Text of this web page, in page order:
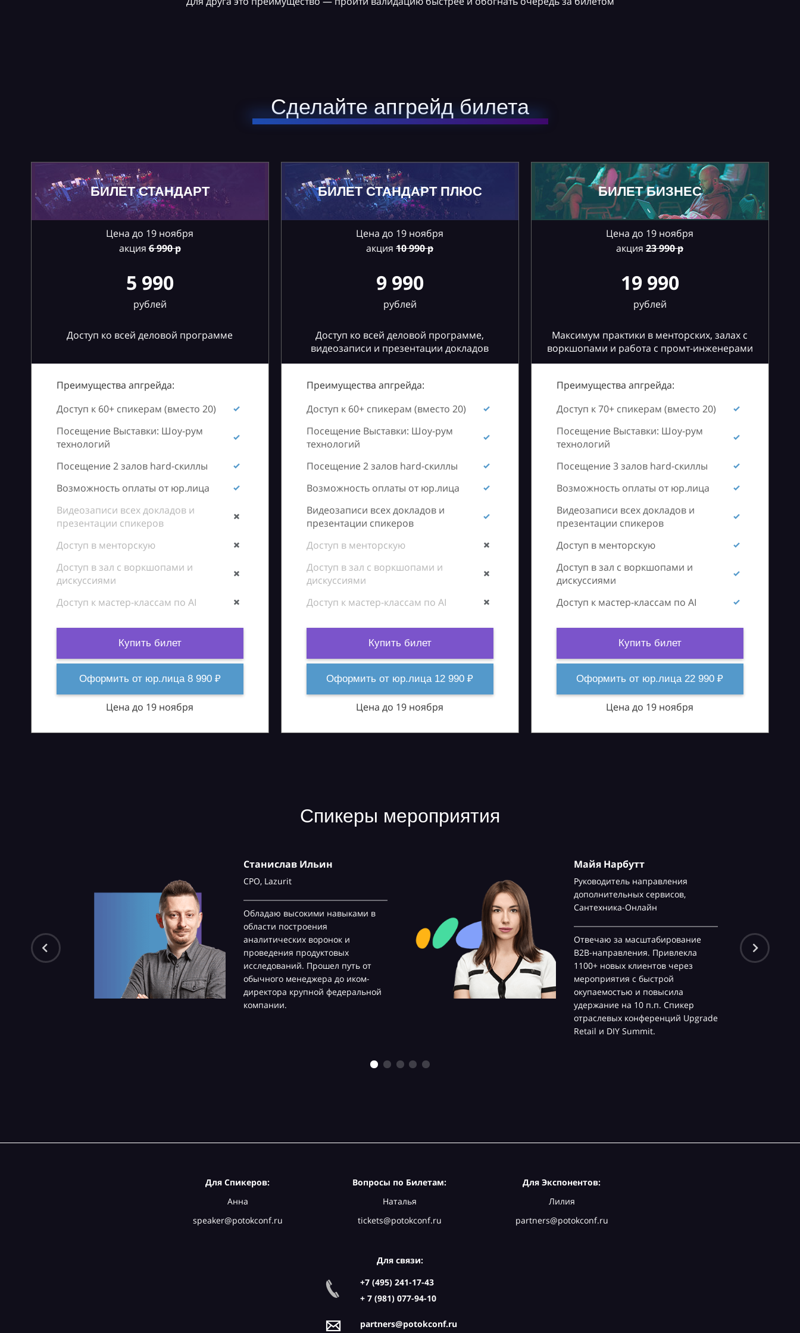
Сделайте апгрейд билета
БИЛЕТ СТАНДАРТ
Цена до 19 ноября
акция 6990 р
5 990
рублей
Доступ ко всей деловой программе
Преимущества апгрейда:
Доступ к 60+ спикерам (вместо 20)
Посещение Выставки: Шоу-рум
технологий
Посещение 2 залов hard-скиллы
Возможность оплаты от юр.лица
Видеозаписи всех докладов и
презентации спикеров
Доступ в менторскую
Доступ в зал с воркшопами и
дискуссиями
Доступ к мастер-классам по AI
Купить билет
Оформить от юр.лица 8 990 ₽
Цена до 19 ноября
БИЛЕТ СТАНДАРТ ПЛЮС
Цена до 19 ноября
акция 10990 р
9 990
рублей
Доступ ко всей деловой программе,
видеозаписи и презентации докладов
Преимущества апгрейда:
Доступ к 60+ спикерам (вместо 20)
Посещение Выставки: Шоу-рум
технологий
Посещение 2 залов hard-скиллы
Возможность оплаты от юр.лица
Видеозаписи всех докладов и
презентации спикеров
Доступ в менторскую
Доступ в зал с воркшопами и
дискуссиями
Доступ к мастер-классам по AI
Купить билет
Оформить от юр.лица 12 990 ₽
Цена до 19 ноября
БИЛЕТ БИЗНЕС
Цена до 19 ноября
акция 23990 р
19 990
рублей
Максимум практики в менторских, залах с
воркшопами и работа с промт-инженерами
Преимущества апгрейда:
Доступ к 70+ спикерам (вместо 20)
Посещение Выставки: Шоу-рум
технологий
Посещение 3 залов hard-скиллы
Возможность оплаты от юр.лица
Видеозаписи всех докладов и
презентации спикеров
Доступ в менторскую
Доступ в зал с воркшопами и
дискуссиями
Доступ к мастер-классам по AI
Купить билет
Оформить от юр.лица 22 990 ₽
Цена до 19 ноября
Спикеры мероприятия
Станислав Ильин
CPO, Lazurit
Обладаю высокими навыками в
области построения
аналитических воронок и
проведения продуктовых
исследований. Прошел путь от
обычного менеджера до иком-
директора крупной федеральной
компании.
Майя Нарбутт
Руководитель направления
дополнительных сервисов,
Сантехника-Онлайн
Отвечаю за масштабирование
B2B-направления. Привлекла
1100+ новых клиентов через
мероприятия с быстрой
окупаемостью и повысила
удержание на 10 п.п. Спикер
отраслевых конференций Upgrade
Retail и DIY Summit.
Для Спикеров:
Анна
speaker@potokconf.ru
Вопросы по Билетам:
Наталья
tickets@potokconf.ru
Для Экспонентов:
Лилия
partners@potokconf.ru
Для связи:
+7 (495) 241-17-43
+ 7 (981) 077-94-10
partners@potokconf.ru